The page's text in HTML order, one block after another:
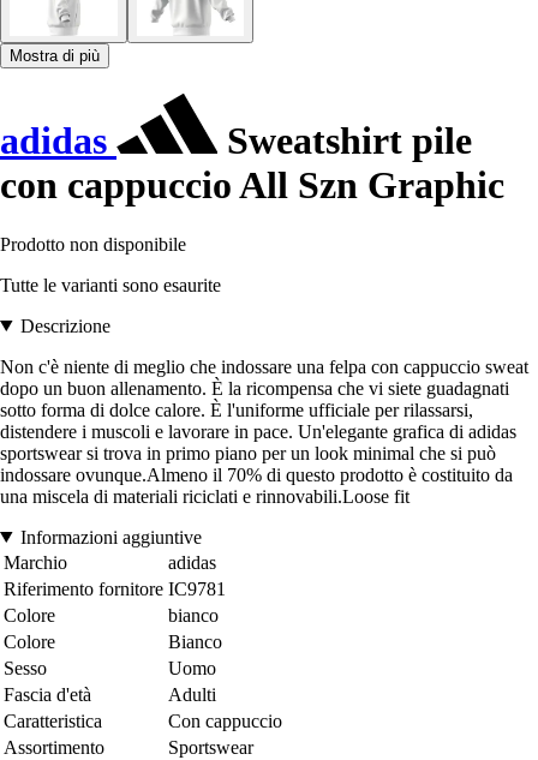
Mostra di più
adidas
Sweatshirt pile
con cappuccio All Szn Graphic
Prodotto non disponibile
Tutte le varianti sono esaurite
Descrizione
Non c'è niente di meglio che indossare una felpa con cappuccio sweat
dopo un buon allenamento. È la ricompensa che vi siete guadagnati
sotto forma di dolce calore. È l'uniforme ufficiale per rilassarsi,
distendere i muscoli e lavorare in pace. Un'elegante grafica di adidas
sportswear si trova in primo piano per un look minimal che si può
indossare ovunque.Almeno il 70% di questo prodotto è costituito da
una miscela di materiali riciclati e rinnovabili.Loose fit
Informazioni aggiuntive
Marchio
adidas
Riferimento fornitore IC9781
Colore
bianco
Colore
Bianco
Sesso
Uomo
Fascia d'età
Adulti
Caratteristica
Con cappuccio
Assortimento
Sportswear